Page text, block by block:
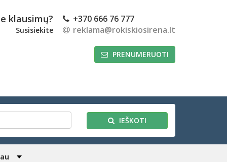
klausimų?
Susisiekite
+370 666 76 777
reklama@rokiskiosirena.lt
PRENUMERUOTI
IEŠKOTI